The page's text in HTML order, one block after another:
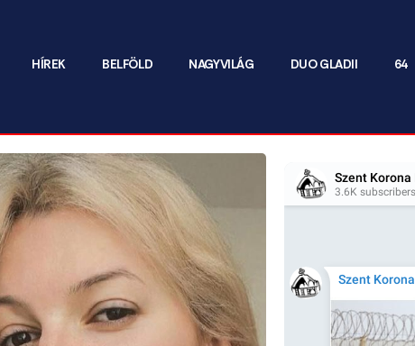
HÍREK BELFÖLD NAGYVILÁG DUO GLADII 64